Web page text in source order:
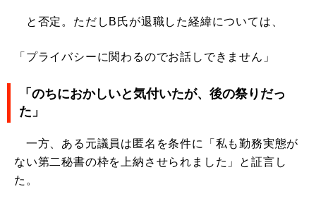
と否定。ただしB氏が退職した経緯については、
「プライバシーに関わるのでお話しできません」
「のちにおかしいと気付いたが、後の祭りだっ
た」
一方、ある元議員は匿名を条件に「私も勤務実態が
ない第二秘書の枠を上納させられました」と証言し
た。